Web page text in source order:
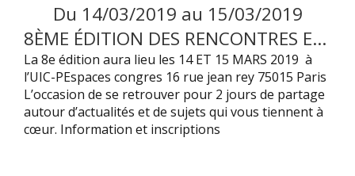
Du 14/03/2019 au 15/03/2019
8ÈME ÉDITION DES RENCONTRES EN IMMUNOLOGIE ET IMMUNOTHÉRAPIE PRATIQUES (RIIP)
La 8e édition aura lieu les 14 ET 15 MARS 2019 à
l’UIC-PEspaces congres 16 rue jean rey 75015 Paris
L’occasion de se retrouver pour 2 jours de partage
autour d’actualités et de sujets qui vous tiennent à
cœur. Information et inscriptions